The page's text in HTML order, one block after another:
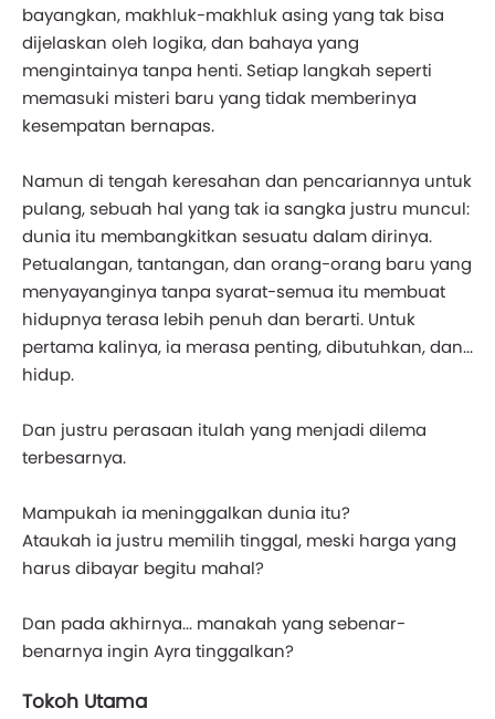
bayangkan, makhluk-makhluk asing yang tak bisa
dijelaskan oleh logika, dan bahaya yang
mengintainya tanpa henti. Setiap langkah seperti
memasuki misteri baru yang tidak memberinya
kesempatan bernapas.
Namun di tengah keresahan dan pencariannya untuk
pulang, sebuah hal yang tak ia sangka justru muncul:
dunia itu membangkitkan sesuatu dalam dirinya.
Petualangan, tantangan, dan orang-orang baru yang
menyayanginya tanpa syarat-semua itu membuat
hidupnya terasa lebih penuh dan berarti. Untuk
pertama kalinya, ia merasa penting, dibutuhkan, dan...
hidup.
Dan justru perasaan itulah yang menjadi dilema
terbesarnya.
Mampukah ia meninggalkan dunia itu?
Ataukah ia justru memilih tinggal, meski harga yang
harus dibayar begitu mahal?
Dan pada akhirnya... manakah yang sebenar-
benarnya ingin Ayra tinggalkan?
Tokoh Utama